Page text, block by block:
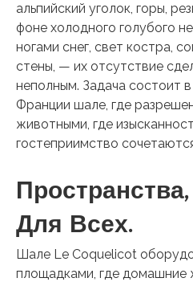
альпийский уголок, горы,
фоне холодного голубого
ногами снег, свет костра,
стены, — их отсутствие
неполным. Задача состоит
Франции шале, где
животными, где
гостеприимство
Для Всех.
Шале Le Coquelicot
площадками, где домашние